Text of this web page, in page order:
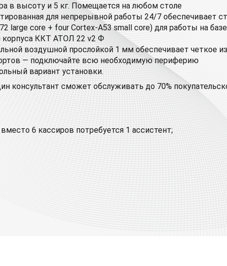
в высоту и 5 кг. Помещается на любом столе
для непрерывной работы 24/7 обеспечивает
large core + four Cortex-A53 small core) для работы на базе
корпуса ККТ АТОЛ 22 v2 Ф
воздушной прослойкой 1 мм обеспечивает четкое
— подключайте всю необходимую периферию
вариант установки.
консультант сможет обслуживать до 70%
6 кассиров потребуется 1 ассистент;